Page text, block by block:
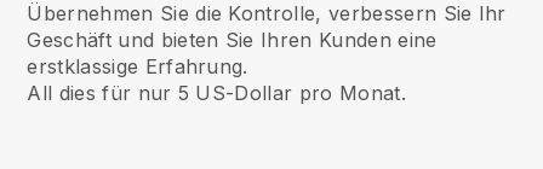
Übernehmen Sie die Kontrolle, verbessern Sie Ihr
Geschäft und bieten Sie Ihren Kunden eine
erstklassige Erfahrung.
All dies für nur 5 US-Dollar pro Monat.